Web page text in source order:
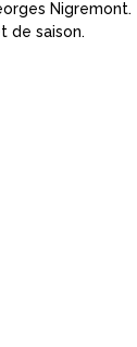
de saison.